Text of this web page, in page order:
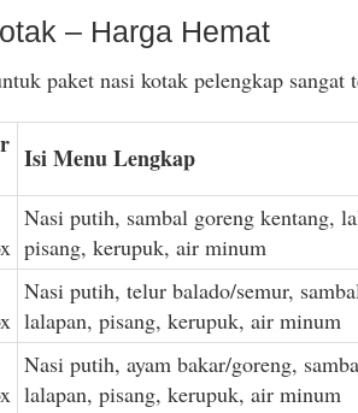
– Harga Hemat
paket nasi kotak pelengkap sangat
Isi Menu Lengkap
Nasi putih, sambal goreng kentang,
pisang, kerupuk, air minum
Nasi putih, telur balado/semur,
lalapan, pisang, kerupuk, air minum
Nasi putih, ayam bakar/goreng,
lalapan, pisang, kerupuk, air minum